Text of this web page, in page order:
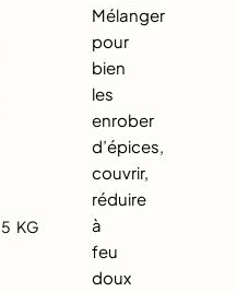
5 KG
Mélanger
pour
bien
les
enrober
d’épices,
couvrir,
réduire
à
feu
doux